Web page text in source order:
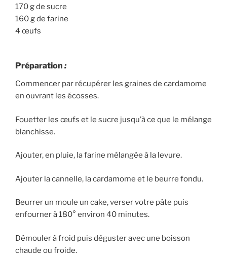
170 g de sucre
160 g de farine
4 œufs
Préparation :
Commencer par récupérer les graines de cardamome
en ouvrant les écosses.
Fouetter les œufs et le sucre jusqu’à ce que le mélange
blanchisse.
Ajouter, en pluie, la farine mélangée à la levure.
Ajouter la cannelle, la cardamome et le beurre fondu.
Beurrer un moule un cake, verser votre pâte puis
enfourner à 180° environ 40 minutes.
Démouler à froid puis déguster avec une boisson
chaude ou froide.